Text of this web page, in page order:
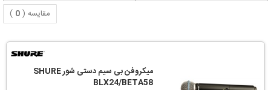
مقایسه (0
)
میکروفن بی سیم دستی شور SHURE
BLX24/BETA58